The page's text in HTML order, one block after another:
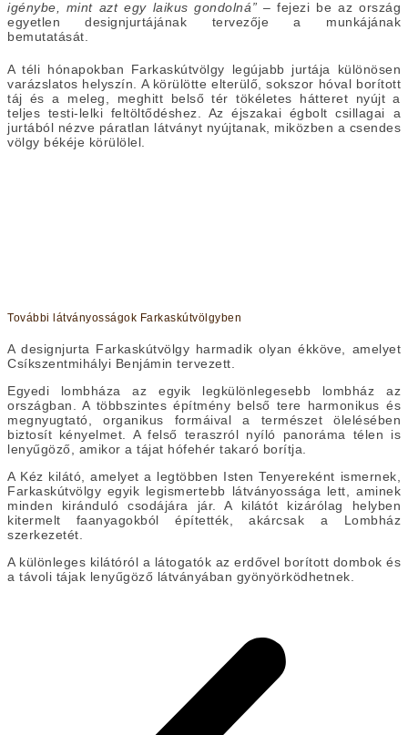
igénybe, mint azt egy laikus gondolná” – fejezi be az ország
egyetlen designjurtájának tervezője a munkájának
bemutatását.
A téli hónapokban Farkaskútvölgy legújabb jurtája különösen
varázslatos helyszín. A körülötte elterülő, sokszor hóval borított
táj és a meleg, meghitt belső tér tökéletes hátteret nyújt a
teljes testi-lelki feltöltődéshez. Az éjszakai égbolt csillagai a
jurtából nézve páratlan látványt nyújtanak, miközben a csendes
völgy békéje körülölel.
További látványosságok Farkaskútvölgyben
A designjurta Farkaskútvölgy harmadik olyan ékköve, amelyet
Csíkszentmihályi Benjámin tervezett.
Egyedi lombháza az egyik legkülönlegesebb lombház az
országban. A többszintes építmény belső tere harmonikus és
megnyugtató, organikus formáival a természet ölelésében
biztosít kényelmet. A felső teraszról nyíló panoráma télen is
lenyűgöző, amikor a tájat hófehér takaró borítja.
A Kéz kilátó, amelyet a legtöbben Isten Tenyereként ismernek,
Farkaskútvölgy egyik legismertebb látványossága lett, aminek
minden kiránduló csodájára jár. A kilátót kizárólag helyben
kitermelt faanyagokból építették, akárcsak a Lombház
szerkezetét.
A különleges kilátóról a látogatók az erdővel borított dombok és
a távoli tájak lenyűgöző látványában gyönyörködhetnek.